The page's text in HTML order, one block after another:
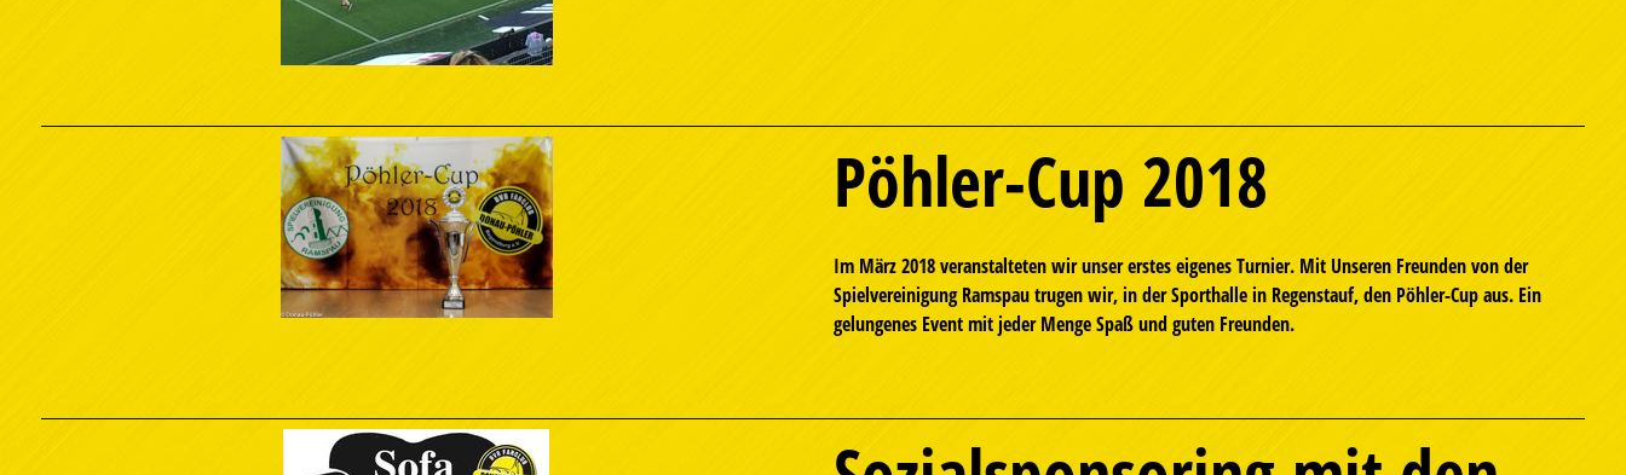
Pöhler-Cup 2018
Im März 2018 veranstalteten wir unser erstes eigenes Turnier. Mit Unseren Freunden von der
Spielvereinigung Ramspau trugen wir, in der Sporthalle in Regenstauf, den Pöhler-Cup aus. Ein
gelungenes Event mit jeder Menge Spaß und guten Freunden.